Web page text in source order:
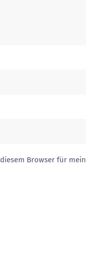
Browser für